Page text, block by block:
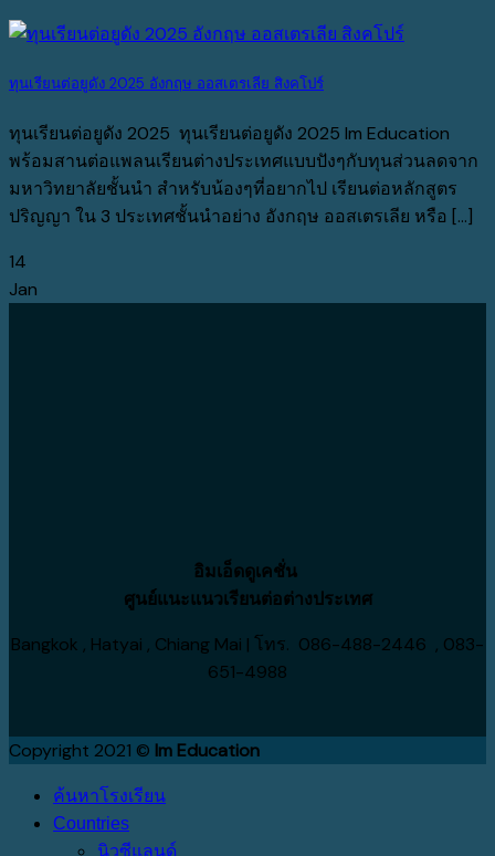
ทุนเรียนต่อยูดัง 2025 อังกฤษ ออสเตรเลีย สิงคโปร์
ทุนเรียนต่อยูดัง 2025 ทุนเรียนต่อยูดัง 2025 Im Education
พร้อมสานต่อแพลนเรียนต่างประเทศแบบปังๆกับทุนส่วนลดจาก
มหาวิทยาลัยชั้นนำ สำหรับน้องๆที่อยากไป เรียนต่อหลักสูตร
ปริญญา ใน 3 ประเทศชั้นนำอย่าง อังกฤษ ออสเตรเลีย หรือ [...]
14
Jan
อิมเอ็ดดูเคชั่น
ศูนย์แนะแนวเรียนต่อต่างประเทศ
Bangkok , Hatyai , Chiang Mai | โทร. 086-488-2446 , 083-
651-4988
Copyright 2021 © Im Education
ค้นหาโรงเรียน
Countries
นิวซีแลนด์